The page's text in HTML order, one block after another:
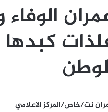
نت/خاص/المركز الاعلامي